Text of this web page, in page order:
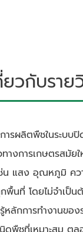
วกับราย
ารผลิตพืชในระบบ
งการเกษตรสมัย
แสง อุณหภูมิ คว
พื้นที่ โดยไม่จำเป็
หลักการทำงานขอ